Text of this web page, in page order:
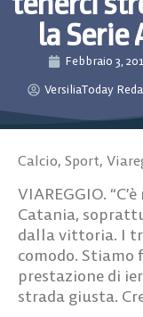
la Serie
Febbraio 3,
VersiliaToday
Calcio, Sport,
VIAREGGIO.
Catania,
dalla vittoria. I
comodo. Stiamo
prestazione di
strada giusta.